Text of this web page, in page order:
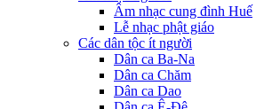
Âm nhạc cung đình Huế
Lễ nhạc phật giáo
Các dân tộc ít người
Dân ca Ba-Na
Dân ca Chăm
Dân ca Dao